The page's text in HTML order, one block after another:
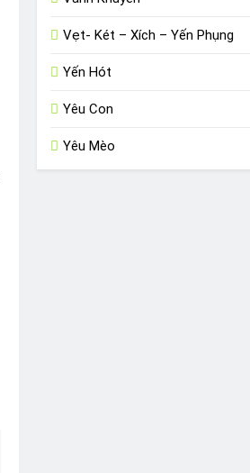
Vẹt- Két – Xích – Yến Phụng
Yến Hót
Yêu Con
Yêu Mèo